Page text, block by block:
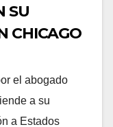
SU
CHICAGO
el abogado
a su
a Estados